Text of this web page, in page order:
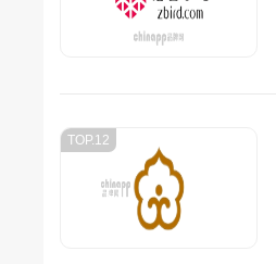
TOP.12